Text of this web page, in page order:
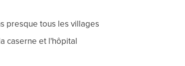
presque tous les villages
caserne et l'hôpital